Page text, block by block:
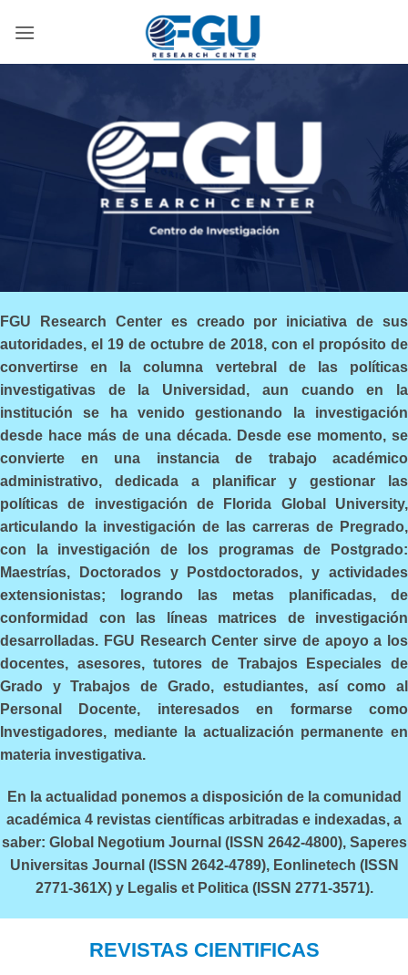
FGU Research Center es creado por iniciativa de sus
autoridades, el 19 de octubre de 2018, con el propósito de
convertirse en la columna vertebral de las políticas
investigativas de la Universidad, aun cuando en la
institución se ha venido gestionando la investigación
desde hace más de una década. Desde ese momento, se
convierte en una instancia de trabajo académico
administrativo, dedicada a planificar y gestionar las
políticas de investigación de Florida Global University,
articulando la investigación de las carreras de Pregrado,
con la investigación de los programas de Postgrado:
Maestrías, Doctorados y Postdoctorados, y actividades
extensionistas; logrando las metas planificadas, de
conformidad con las líneas matrices de investigación
desarrolladas. FGU Research Center sirve de apoyo a los
docentes, asesores, tutores de Trabajos Especiales de
Grado y Trabajos de Grado, estudiantes, así como al
Personal Docente, interesados en formarse como
Investigadores, mediante la actualización permanente en
materia investigativa.
En la actualidad ponemos a disposición de la comunidad
académica 4 revistas científicas arbitradas e indexadas, a
saber: Global Negotium Journal (ISSN 2642-4800), Saperes
Universitas Journal (ISSN 2642-4789), Eonlinetech (ISSN
2771-361X) y Legalis et Politica (ISSN 2771-3571).
REVISTAS CIENTIFICAS